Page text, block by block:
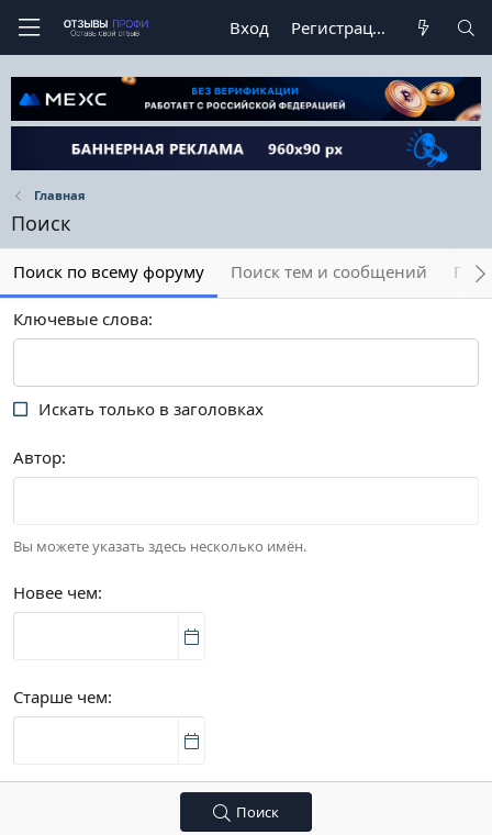
Вход Регистрация
Главная
Поиск
Поиск по всему форуму Поиск тем и сообщений
Ключевые слова
Искать только в заголовках
Автор
Вы можете указать здесь несколько имён.
Новее чем
Старше чем
Поиск